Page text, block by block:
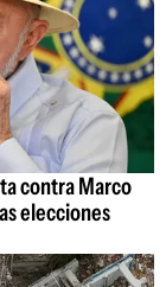
contra Marco
elecciones